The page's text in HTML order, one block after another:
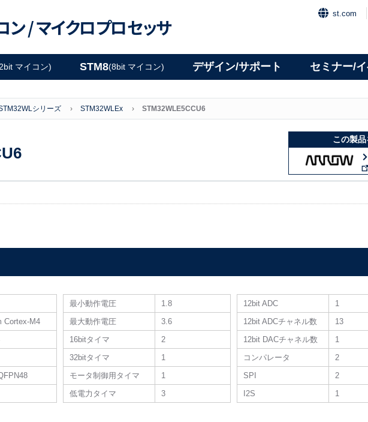
ン /マイクロプロセッサ
st.com
マイコン) STM8(8bit マイコン) デザイン/サポート セミナー/
シリーズ STM32WLEx STM32WLE5CCU6
この製
Cortex-M4
最小動作電圧
1.8
最大動作電圧
3.6
16bitタイマ
2
32bitタイマ
1
モータ制御用タイマ
1
低電力タイマ
3
12bit ADC
1
12bit ADCチャネル数
13
12bit DACチャネル数
1
コンパレータ
2
SPI
2
I2S
1